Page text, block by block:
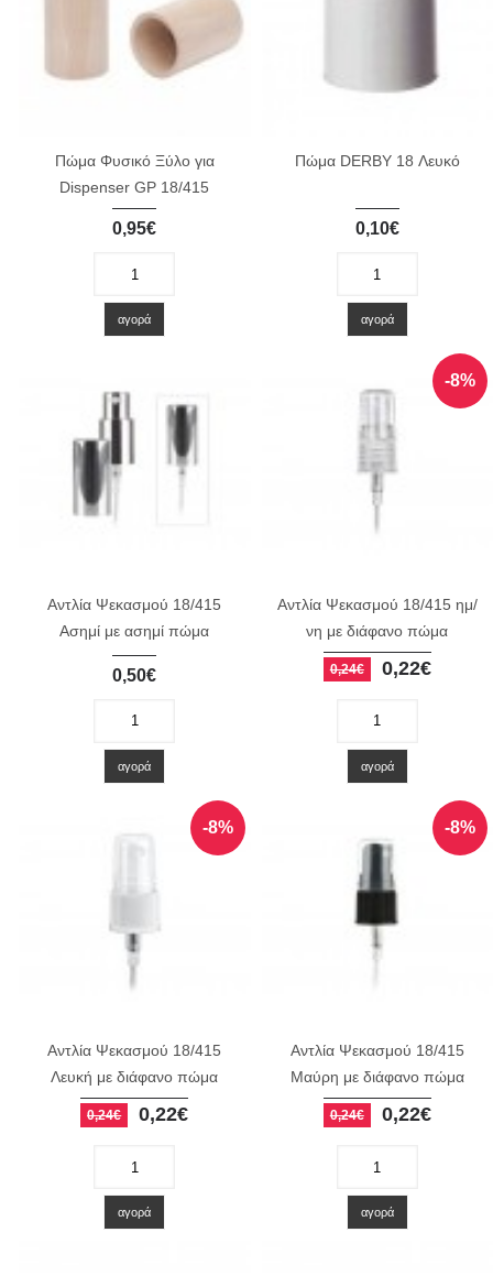
Πώμα Φυσικό Ξύλο για
Dispenser GP 18/415
0,95€
αγορά
Πώμα DERBY 18 Λευκό
0,10€
αγορά
Αντλία Ψεκασμού 18/415
Ασημί με ασημί πώμα
0,50€
αγορά
-8%
Αντλία Ψεκασμού 18/415 ημ/
νη με διάφανο πώμα
0,24€ 0,22€
αγορά
-8%
Αντλία Ψεκασμού 18/415
Λευκή με διάφανο πώμα
0,24€ 0,22€
αγορά
-8%
Αντλία Ψεκασμού 18/415
Μαύρη με διάφανο πώμα
0,24€ 0,22€
αγορά